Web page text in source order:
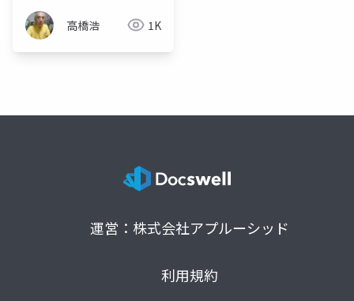
高橋浩 1K
運営：株式会社アプルーシッド
利用規約